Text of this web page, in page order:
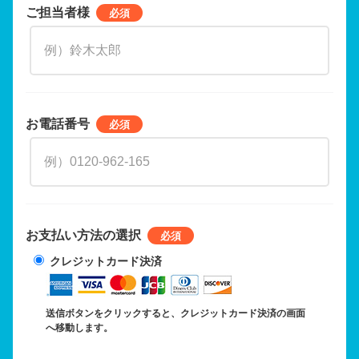
ご担当者様
お電話番号
お支払い方法の選択
クレジットカード決済
送信ボタンをクリックすると、クレジットカード決済の画面
へ移動します。